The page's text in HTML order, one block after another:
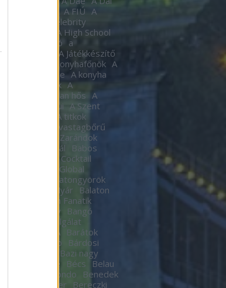
védelmében A FIÚ A
A Gozsdu Celebrity
A High School
léghajó
a
játékkészítő
A Játékkészítő
A Konyhafőnök A
A konyha ördöge A konyha
A
A láthatatlan hős A
A pokol kapui A Szent
lovagok
A titkok
hősei
A vastagbőrű
oroszlán
A Zarándok
Fesztivál
Babos
Bacardí Legacy Cocktail
Bacardí Legacy Global
Balatongyörök
Balatoni Nyár
Balaton
Balkán Fanatik
Baló György
Bangó
Szeretetszolgálat
Barátok
Music Club
Bárdosi
Hungary
Bazi nagy
Bebe Bécs
Belau
Belmondo
Benedek
Ben Stiller
Bereczki